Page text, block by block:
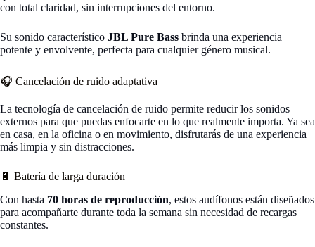
con total claridad, sin interrupciones del entorno.
Su sonido característico JBL Pure Bass brinda una experiencia
potente y envolvente, perfecta para cualquier género musical.
🎧 Cancelación de ruido adaptativa
La tecnología de cancelación de ruido permite reducir los sonidos
externos para que puedas enfocarte en lo que realmente importa. Ya sea
en casa, en la oficina o en movimiento, disfrutarás de una experiencia
más limpia y sin distracciones.
🔋 Batería de larga duración
Con hasta 70 horas de reproducción, estos audífonos están diseñados
para acompañarte durante toda la semana sin necesidad de recargas
constantes.